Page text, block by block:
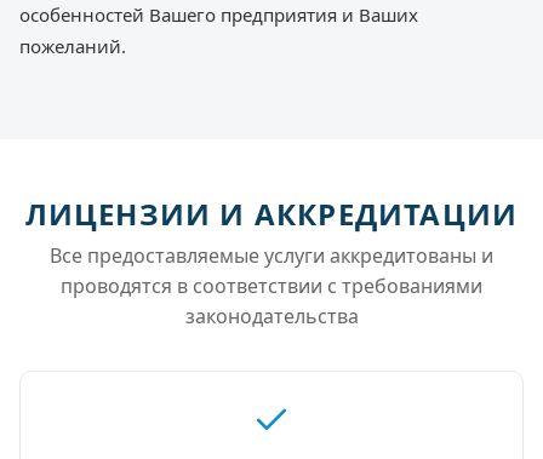
особенностей Вашего предприятия и Ваших
пожеланий.
ЛИЦЕНЗИИ И АККРЕДИТАЦИИ
Все предоставляемые услуги аккредитованы и
проводятся в соответствии с требованиями
законодательства